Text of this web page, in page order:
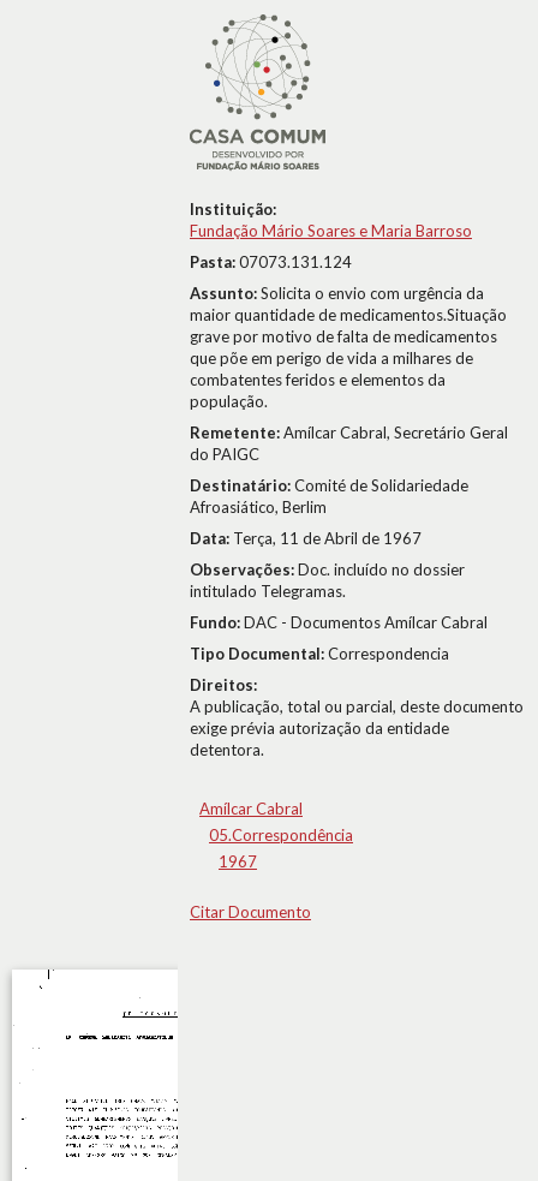
Instituição:
Fundação Mário Soares e Maria Barroso
Pasta:07073.131.124
Assunto:Solicita o envio com urgência da
maior quantidade de medicamentos.Situação
grave por motivo de falta de medicamentos
que põe em perigo de vida a milhares de
combatentes feridos e elementos da
população.
Remetente:Amílcar Cabral, Secretário Geral
do PAIGC
Destinatário:Comité de Solidariedade
Afroasiático, Berlim
Data: Terça, 11 de Abril de 1967
Observações:Doc. incluído no dossier
intitulado Telegramas.
Fundo:DAC - Documentos Amílcar Cabral
Tipo Documental:Correspondencia
Direitos:
A publicação, total ou parcial, deste documento
exige prévia autorização da entidade
detentora.
Amílcar Cabral
05.Correspondência
1967
Citar Documento